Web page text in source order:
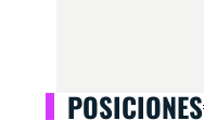
POSICIONES